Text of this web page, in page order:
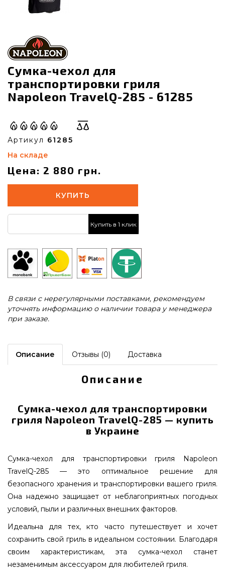
Сумка-чехол для
транспортировки гриля
Napoleon TravelQ-285 - 61285
Артикул 61285
На складе
Цена: 2 880 грн.
КУПИТЬ
Купить в 1 клик
В связи с нерегулярными поставками, рекомендуем
уточнять информацию о наличии товара у менеджера
при заказе.
Описание Отзывы (0) Доставка
Описание
Сумка-чехол для транспортировки
гриля Napoleon TravelQ-285 — купить
в Украине
Сумка-чехол для транспортировки гриля Napoleon
TravelQ-285 — это оптимальное решение для
безопасного хранения и транспортировки вашего гриля.
Она надежно защищает от неблагоприятных погодных
условий, пыли и различных внешних факторов.
Идеальна для тех, кто часто путешествует и хочет
сохранить свой гриль в идеальном состоянии. Благодаря
своим характеристикам, эта сумка-чехол станет
незаменимым аксессуаром для любителей гриля.